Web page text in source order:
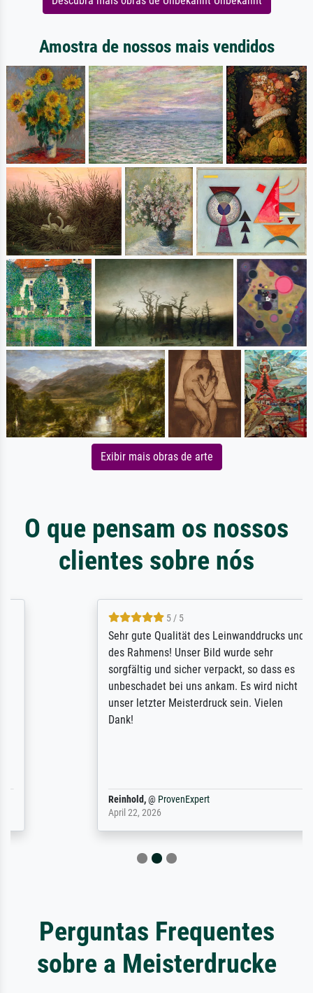
Amostra de nossos mais vendidos
Exibir mais obras de arte
O que pensam os nossos
clientes sobre nós
5 / 5
Sehr gute Qualität des Leinwanddrucks und
des Rahmens! Unser Bild wurde sehr
sorgfältig und sicher verpackt, so dass es
unbeschadet bei uns ankam. Es wird nicht
unser letzter Meisterdruck sein. Vielen
ProvenExpert
April 22, 2026
Perguntas Frequentes
sobre a Meisterdrucke